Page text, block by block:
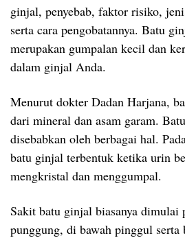
ginjal, penyebab, faktor risiko,
serta cara pengobatannya. Batu
merupakan gumpalan kecil dan
dalam ginjal Anda.
Menurut dokter Dadan Harjana,
dari mineral dan asam garam.
disebabkan oleh berbagai hal.
batu ginjal terbentuk ketika urin
mengkristal dan menggumpal.
Sakit batu ginjal biasanya dimulai
punggung, di bawah pinggul serta